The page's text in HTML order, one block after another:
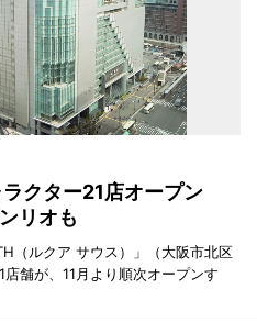
ラクター21店オープン
リオも
（ルクア サウス）」（大阪市北区
舗が、11月より順次オープンす